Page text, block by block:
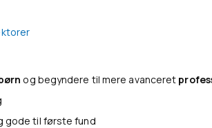
og begyndere til mere avanceret
gode til første fund